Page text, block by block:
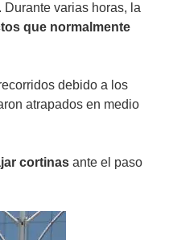
varias horas, la
que normalmente
debido a los
atrapados en medio
cortinas ante el paso